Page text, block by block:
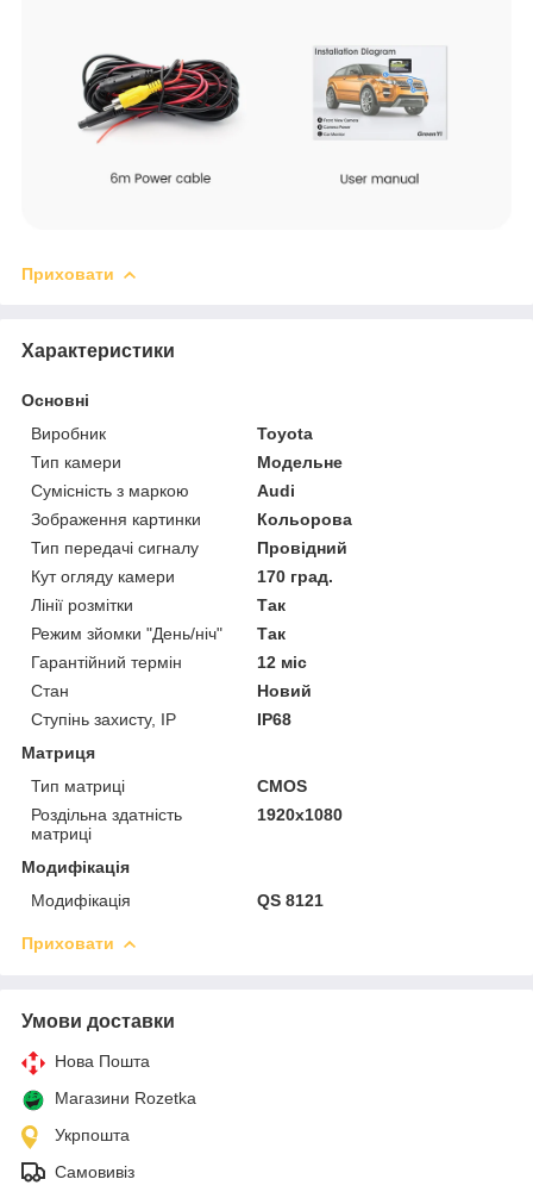
Приховати
Характеристики
Основні
Виробник
Toyota
Тип камери
Модельне
Сумісність з маркою
Audi
Зображення картинки
Кольорова
Тип передачі сигналу
Провідний
Кут огляду камери
170 град.
Лінії розмітки
Так
Режим зйомки "День/ніч"
Так
Гарантійний термін
12 міс
Стан
Новий
Ступінь захисту, IP
IP68
Матриця
Тип матриці
CMOS
Роздільна здатність
матриці
1920x1080
Модифікація
Модифікація
QS 8121
Приховати
Умови доставки
Нова Пошта
Магазини Rozetka
Укрпошта
Самовивіз